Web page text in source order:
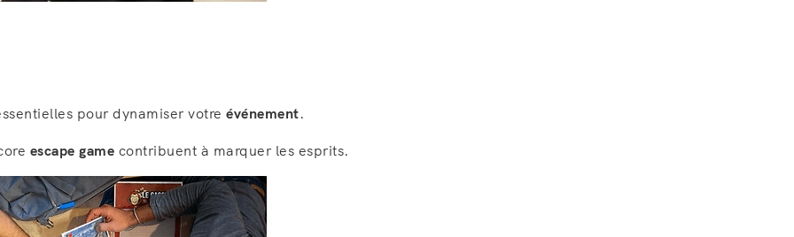
pour dynamiser votreévénement.
escape game contribuent à marquer les esprits.